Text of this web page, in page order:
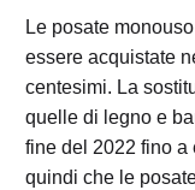
Le posate
essere acquistate
centesimi. La
quelle di legno e
fine del 2022 fino a
quindi che le